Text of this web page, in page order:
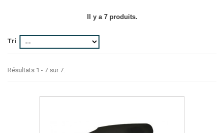
Il y a 7 produits.
Tri
Résultats 1 - 7 sur 7.